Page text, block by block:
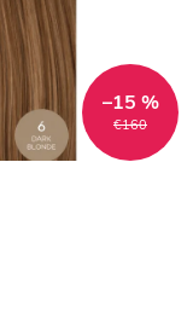
€160
–15 %